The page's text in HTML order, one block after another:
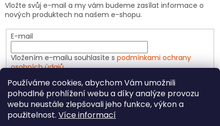
Používáme cookies, abychom Vám umožnili
pohodlné prohlížení webu a díky analýze provozu
webu neustále zlepšovali jeho funkce, výkon a
použitelnost. Více informací
Vložte svůj e-mail a my vám budeme zasílat informace o
nových produktech na našem e-shopu.
E-mail
Vložením e-mailu souhlasíte s podmínkami ochrany
osobních údajů
PŘIHLÁSIT SE